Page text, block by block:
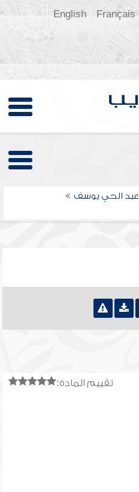
Français
English
عبد الحي يوسف
تقييم المادة: